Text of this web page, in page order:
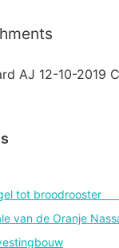
AJ 12-10-2019
tot broodrooster
van de Oranje